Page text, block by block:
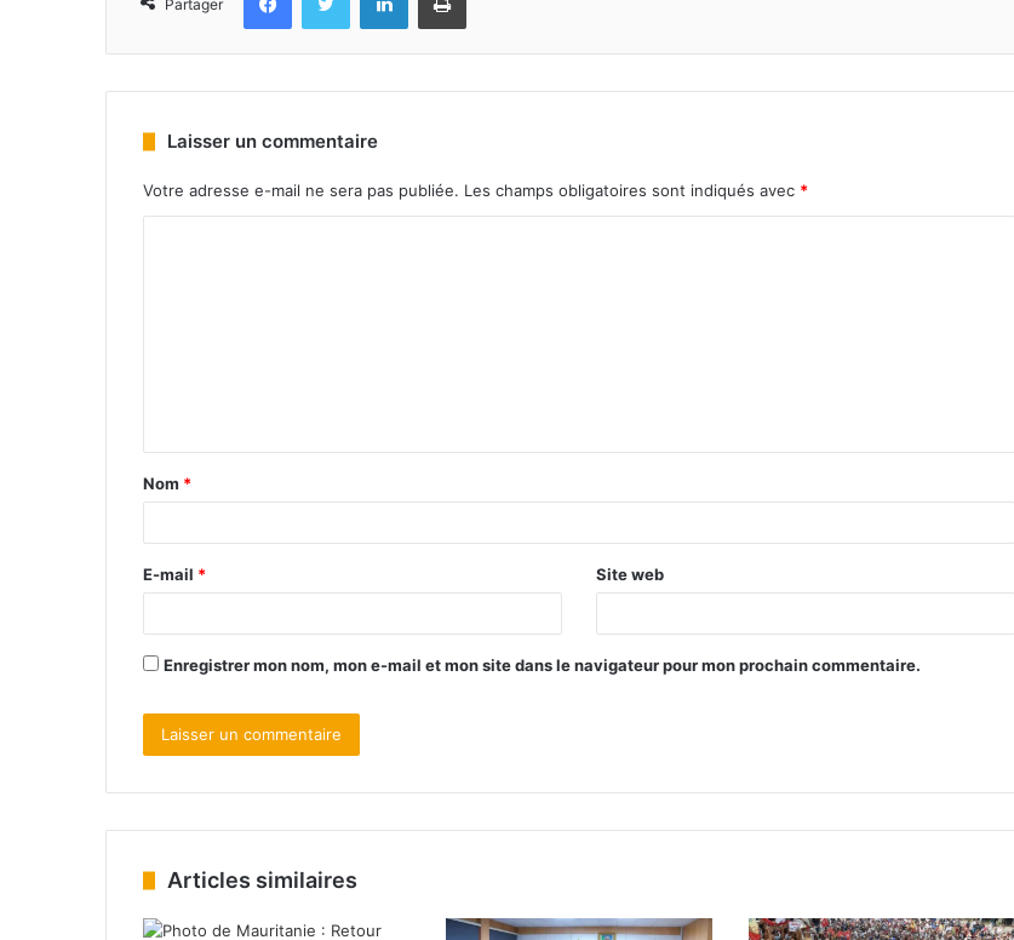
Partager
Laisser un commentaire
Votre adresse e-mail ne sera pas publiée. Les champs obligatoires sont indiqués avec *
Nom *
E-mail * Site web
Enregistrer mon nom, mon e-mail et mon site dans le navigateur pour mon prochain commentaire.
Articles similaires